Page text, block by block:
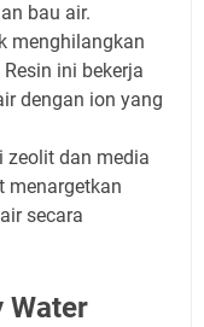
bau air.
menghilangkan
ini bekerja
dengan ion yang
zeolit dan media
menargetkan
secara
Water